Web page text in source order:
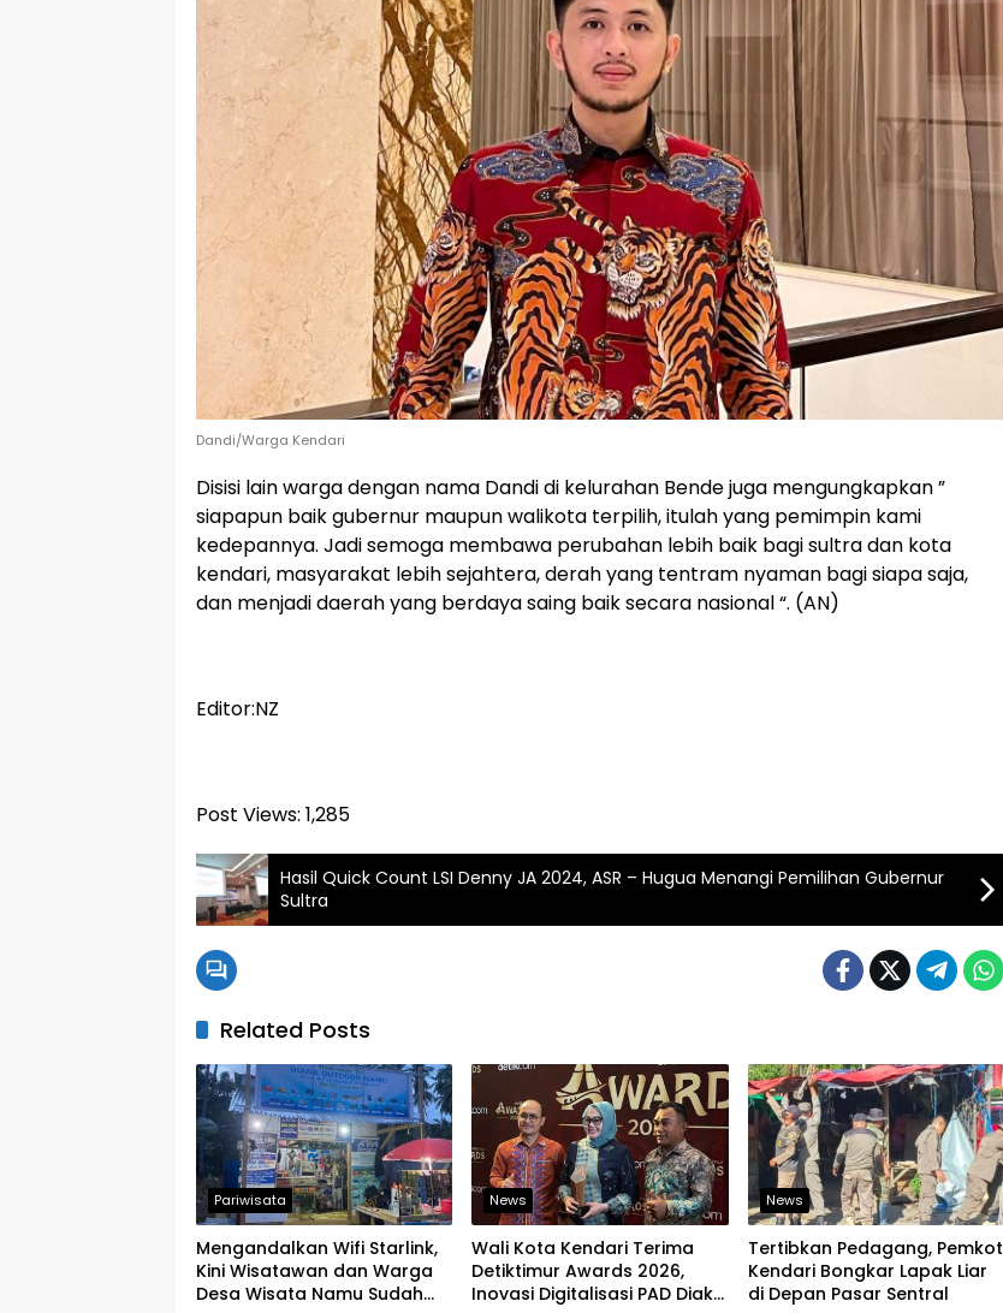
Dandi/Warga Kendari
Disisi lain warga dengan nama Dandi di kelurahan Bende juga mengungkapkan ”
siapapun baik gubernur maupun walikota terpilih, itulah yang pemimpin kami
kedepannya. Jadi semoga membawa perubahan lebih baik bagi sultra dan kota
kendari, masyarakat lebih sejahtera, derah yang tentram nyaman bagi siapa saja,
dan menjadi daerah yang berdaya saing baik secara nasional “. (AN)
Editor:NZ
Post Views: 1,285
Hasil Quick Count LSI Denny JA 2024, ASR – Hugua Menangi Pemilihan Gubernur
Sultra
Related Posts
Pariwisata
Mengandalkan Wifi Starlink,
Kini Wisatawan dan Warga
Desa Wisata Namu Sudah
News
Wali Kota Kendari Terima
Detiktimur Awards 2026,
Inovasi Digitalisasi PAD Diakui
News
Tertibkan Pedagang, Pemkot
Kendari Bongkar Lapak Liar
di Depan Pasar Sentral